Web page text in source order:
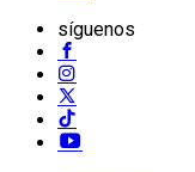
síguenos